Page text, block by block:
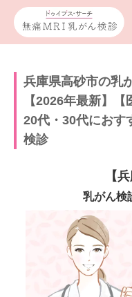
兵庫県高砂市の乳
【2026年最新】【
20代・30代におす
検診
【
乳がん検